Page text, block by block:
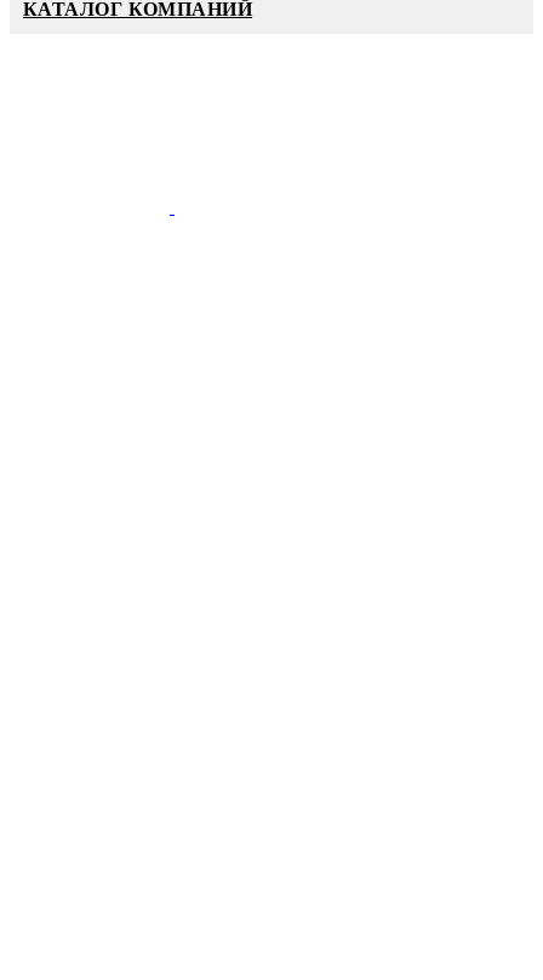
КАТАЛОГ КОМПАНИЙ